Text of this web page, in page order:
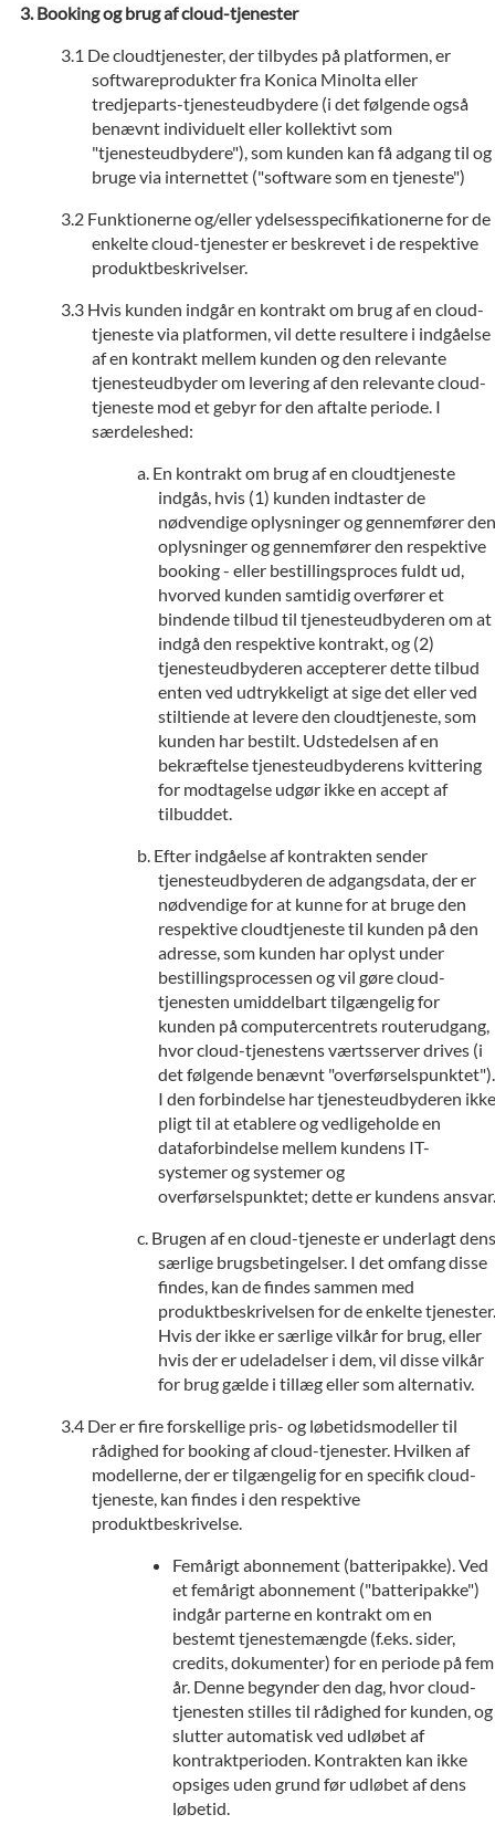
Booking og brug af cloud-tjenester
De cloudtjenester, der tilbydes på platformen, er
softwareprodukter fra Konica Minolta eller
tredjeparts-tjenesteudbydere (i det følgende også
benævnt individuelt eller kollektivt som
"tjenesteudbydere"), som kunden kan få adgang til og
bruge via internettet ("software som en tjeneste")
Funktionerne og/eller ydelsesspecifikationerne for de
enkelte cloud-tjenester er beskrevet i de respektive
produktbeskrivelser.
Hvis kunden indgår en kontrakt om brug af en cloud-
tjeneste via platformen, vil dette resultere i indgåelse
af en kontrakt mellem kunden og den relevante
tjenesteudbyder om levering af den relevante cloud-
tjeneste mod et gebyr for den aftalte periode. I
særdeleshed:
En kontrakt om brug af en cloudtjeneste
indgås, hvis (1) kunden indtaster de
nødvendige oplysninger og gennemfører den
oplysninger og gennemfører den respektive
booking - eller bestillingsproces fuldt ud,
hvorved kunden samtidig overfører et
bindende tilbud til tjenesteudbyderen om at
indgå den respektive kontrakt, og (2)
tjenesteudbyderen accepterer dette tilbud
enten ved udtrykkeligt at sige det eller ved
stiltiende at levere den cloudtjeneste, som
kunden har bestilt. Udstedelsen af en
bekræftelse tjenesteudbyderens kvittering
for modtagelse udgør ikke en accept af
tilbuddet.
Efter indgåelse af kontrakten sender
tjenesteudbyderen de adgangsdata, der er
nødvendige for at kunne for at bruge den
respektive cloudtjeneste til kunden på den
adresse, som kunden har oplyst under
bestillingsprocessen og vil gøre cloud-
tjenesten umiddelbart tilgængelig for
kunden på computercentrets routerudgang,
hvor cloud-tjenestens værtsserver drives (i
det følgende benævnt "overførselspunktet").
I den forbindelse har tjenesteudbyderen ikke
pligt til at etablere og vedligeholde en
dataforbindelse mellem kundens IT-
systemer og systemer og
overførselspunktet; dette er kundens ansvar.
Brugen af en cloud-tjeneste er underlagt dens
særlige brugsbetingelser. I det omfang disse
findes, kan de findes sammen med
produktbeskrivelsen for de enkelte tjenester.
Hvis der ikke er særlige vilkår for brug, eller
hvis der er udeladelser i dem, vil disse vilkår
for brug gælde i tillæg eller som alternativ.
Der er fire forskellige pris- og løbetidsmodeller til
rådighed for booking af cloud-tjenester. Hvilken af
modellerne, der er tilgængelig for en specifik cloud-
tjeneste, kan findes i den respektive
produktbeskrivelse.
Femårigt abonnement (batteripakke). Ved
et femårigt abonnement ("batteripakke")
indgår parterne en kontrakt om en
bestemt tjenestemængde (f.eks. sider,
credits, dokumenter) for en periode på fem
år. Denne begynder den dag, hvor cloud-
tjenesten stilles til rådighed for kunden, og
slutter automatisk ved udløbet af
kontraktperioden. Kontrakten kan ikke
opsiges uden grund før udløbet af dens
løbetid.